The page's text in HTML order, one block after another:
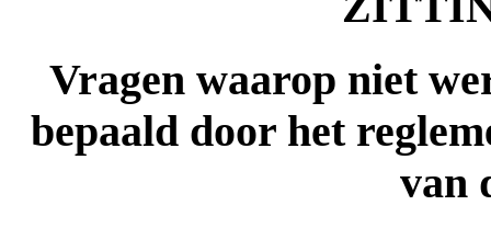
Vragen waarop niet
bepaald door het
van